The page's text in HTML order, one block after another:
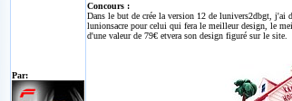
Par:
Concours :
Dans le but de crée la version 12 de lunivers2dbgt, j'ai
lunionsacre pour celui qui fera le meilleur design, le
d'une valeur de 79€ etvera son design figuré sur le site.